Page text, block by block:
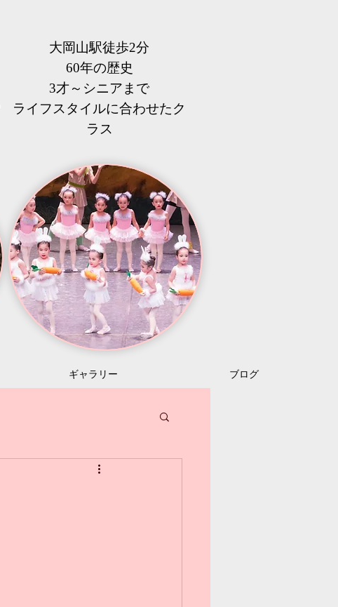
大岡山駅徒歩2分
60年の歴史
3才～シニアまで
​ライフスタイルに合わせたク
ラス
ギャラリー ブログ